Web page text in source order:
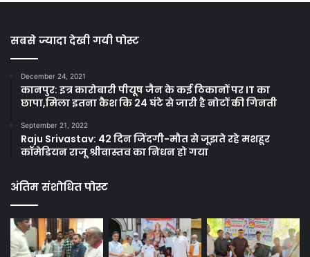
सबसे ज्यादा देखी गयी पोस्ट
December 24, 2021
कानपुर: इत्र कारोबारी पीयूष जैन के कई ठिकानों पर IT का
छापा,मिला इतना कैश कि 24 घंटे से जारी है नोटों की गिनती
September 21, 2022
Raju Srivastav: 42 दिन जिंदगी-मौत से जूझते रहे मशहूर
कॉमेडियन राजू श्रीवास्तव का निधन हो गया
अंतिम संशोधित पोस्ट